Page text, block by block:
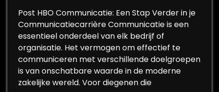
Post HBO Communicatie: Een Stap Verder in je
Communicatiecarrière Communicatie is een
essentieel onderdeel van elk bedrijf of
organisatie. Het vermogen om effectief te
communiceren met verschillende doelgroepen
is van onschatbare waarde in de moderne
zakelijke wereld. Voor diegenen die